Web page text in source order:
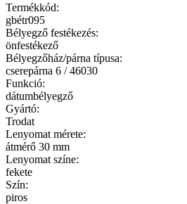
Termékkód:
gbétr095
Bélyegző festékezés:
önfestékező
Bélyegzőház/párna típusa:
cserepárna 6 / 46030
Funkció:
dátumbélyegző
Gyártó:
Trodat
Lenyomat mérete:
átmérő 30 mm
Lenyomat színe:
fekete
Szín:
piros